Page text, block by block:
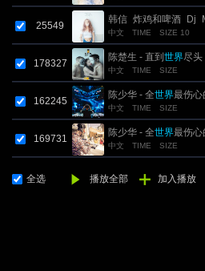
25549
韩信_炸鸡和啤酒
中文 TIME SIZE 10
178327
陈楚生 - 直到 世界尽头
中文 TIME SIZE
162245
陈少华 - 全世界最伤心
男)
中文 TIME SIZE
169731
陈少华 - 全世界最伤心
中文 TIME SIZE
全选 播放全部 加入播放